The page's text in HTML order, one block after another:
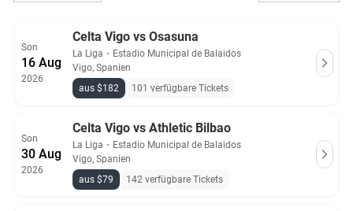
Son
16 Aug
2026
Celta Vigo vs Osasuna
La Liga ・ Estadio Municipal de Balaidos
Vigo, Spanien
aus $182
101 verfügbare Tickets
Son
30 Aug
2026
Celta Vigo vs Athletic Bilbao
La Liga ・ Estadio Municipal de Balaidos
Vigo, Spanien
aus $79
142 verfügbare Tickets